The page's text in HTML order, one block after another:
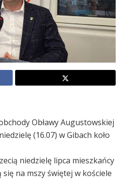
Obławy Augustowskiej
(16.07) w Gibach koło
niedzielę lipca mieszkańcy
na mszy świętej w kościele